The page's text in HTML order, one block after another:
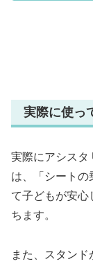
実際に使っ
実際にアシスタ
は、「シートの
て子どもが安心
ちます。
また、スタン